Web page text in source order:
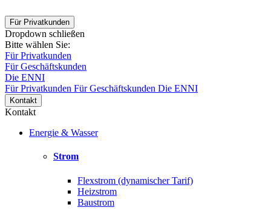
Für Privatkunden
Dropdown schließen
Bitte wählen Sie:
Für Privatkunden
Für Geschäftskunden
Die ENNI
Für Privatkunden Für Geschäftskunden Die ENNI
Kontakt
Kontakt
Energie & Wasser
Strom
Flexstrom (dynamischer Tarif)
Heizstrom
Baustrom